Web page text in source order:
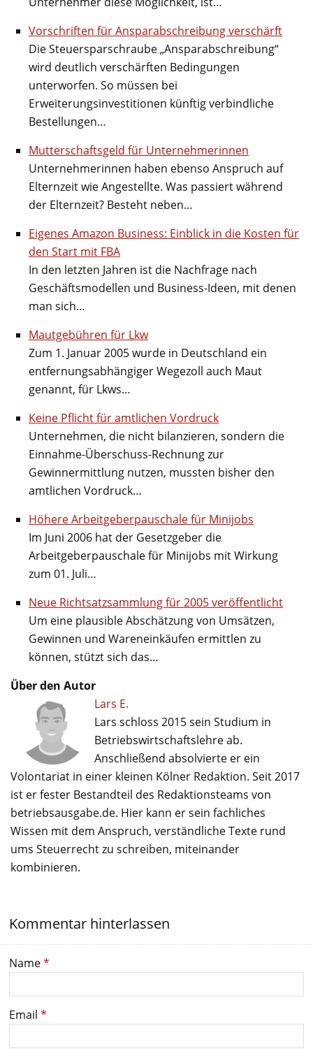
Vorschriften für Ansparabschreibung verschärft
Die Steuersparschraube „Ansparabschreibung“
wird deutlich verschärften Bedingungen
unterworfen. So müssen bei
Erweiterungsinvestitionen künftig verbindliche
Bestellungen…
Mutterschaftsgeld für Unternehmerinnen
Unternehmerinnen haben ebenso Anspruch auf
Elternzeit wie Angestellte. Was passiert während
der Elternzeit? Besteht neben…
Eigenes Amazon Business: Einblick in die Kosten für
den Start mit FBA
In den letzten Jahren ist die Nachfrage nach
Geschäftsmodellen und Business-Ideen, mit denen
man sich…
Mautgebühren für Lkw
Zum 1. Januar 2005 wurde in Deutschland ein
entfernungsabhängiger Wegezoll auch Maut
genannt, für Lkws…
Keine Pflicht für amtlichen Vordruck
Unternehmen, die nicht bilanzieren, sondern die
Einnahme-Überschuss-Rechnung zur
Gewinnermittlung nutzen, mussten bisher den
amtlichen Vordruck…
Höhere Arbeitgeberpauschale für Minijobs
Im Juni 2006 hat der Gesetzgeber die
Arbeitgeberpauschale für Minijobs mit Wirkung
zum 01. Juli…
Neue Richtsatzsammlung für 2005 veröffentlicht
Um eine plausible Abschätzung von Umsätzen,
Gewinnen und Wareneinkäufen ermittlen zu
können, stützt sich das…
Über den Autor
Lars E.
Lars schloss 2015 sein Studium in
Betriebswirtschaftslehre ab.
Anschließend absolvierte er ein
Volontariat in einer kleinen Kölner Redaktion. Seit 2017
ist er fester Bestandteil des Redaktionsteams von
betriebsausgabe.de. Hier kann er sein fachliches
Wissen mit dem Anspruch, verständliche Texte rund
ums Steuerrecht zu schreiben, miteinander
kombinieren.
Kommentar hinterlassen
Name*
Email *